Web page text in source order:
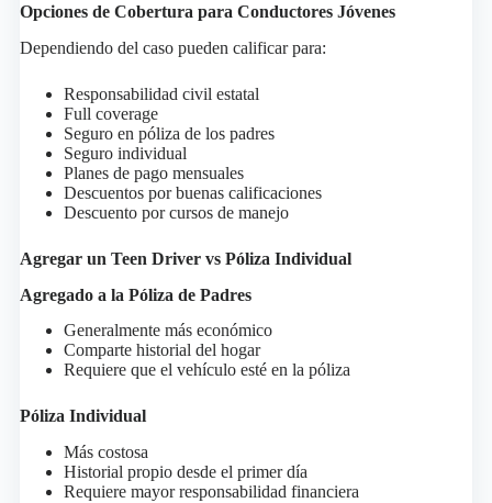
Opciones de Cobertura para Conductores Jóvenes
Dependiendo del caso pueden calificar para:
Responsabilidad civil estatal
Full coverage
Seguro en póliza de los padres
Seguro individual
Planes de pago mensuales
Descuentos por buenas calificaciones
Descuento por cursos de manejo
Agregar un Teen Driver vs Póliza Individual
Agregado a la Póliza de Padres
Generalmente más económico
Comparte historial del hogar
Requiere que el vehículo esté en la póliza
Póliza Individual
Más costosa
Historial propio desde el primer día
Requiere mayor responsabilidad financiera